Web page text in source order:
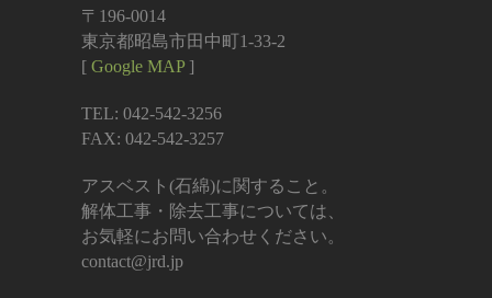
〒196-0014
東京都昭島市田中町1-33-2
[ Google MAP]
TEL: 042-542-3256
FAX: 042-542-3257
アスベスト(石綿)に関すること。
解体工事・除去工事については、
お気軽にお問い合わせください。
contact@jrd.jp